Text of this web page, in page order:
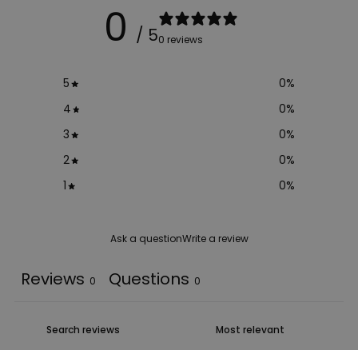
0 / 50 reviews
5 0%
4
0%
3
0%
2
0%
1
0%
Ask a questionWrite a review
Reviews 0 Questions 0